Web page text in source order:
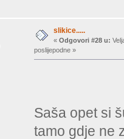
slikice.....
« Odgovori #28 u:
poslijepodne »
Saša opet si
tamo gdje ne